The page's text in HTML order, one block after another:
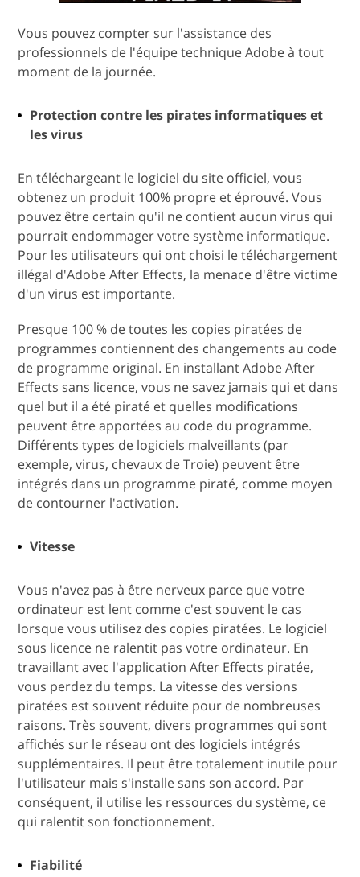
Vous pouvez compter sur l'assistance des
professionnels de l'équipe technique Adobe à tout
moment de la journée.
Protection contre les pirates informatiques et
les virus
En téléchargeant le logiciel du site officiel, vous
obtenez un produit 100% propre et éprouvé. Vous
pouvez être certain qu'il ne contient aucun virus qui
pourrait endommager votre système informatique.
Pour les utilisateurs qui ont choisi le téléchargement
illégal d'Adobe After Effects, la menace d'être victime
d'un virus est importante.
Presque 100 % de toutes les copies piratées de
programmes contiennent des changements au code
de programme original. En installant Adobe After
Effects sans licence, vous ne savez jamais qui et dans
quel but il a été piraté et quelles modifications
peuvent être apportées au code du programme.
Différents types de logiciels malveillants (par
exemple, virus, chevaux de Troie) peuvent être
intégrés dans un programme piraté, comme moyen
de contourner l'activation.
Vitesse
Vous n'avez pas à être nerveux parce que votre
ordinateur est lent comme c'est souvent le cas
lorsque vous utilisez des copies piratées. Le logiciel
sous licence ne ralentit pas votre ordinateur. En
travaillant avec l'application After Effects piratée,
vous perdez du temps. La vitesse des versions
piratées est souvent réduite pour de nombreuses
raisons. Très souvent, divers programmes qui sont
affichés sur le réseau ont des logiciels intégrés
supplémentaires. Il peut être totalement inutile pour
l'utilisateur mais s'installe sans son accord. Par
conséquent, il utilise les ressources du système, ce
qui ralentit son fonctionnement.
Fiabilité